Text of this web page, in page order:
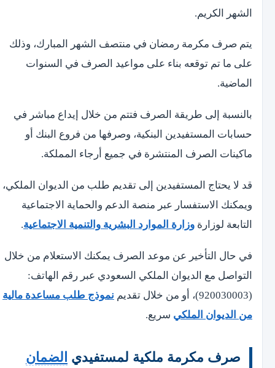
الشهر الكريم.
يتم صرف مكرمة رمضان في منتصف الشهر المبارك، وذلك
على ما تم توقعه بناء على مواعيد الصرف في السنوات
الماضية.
بالنسبة إلى طريقة الصرف فتتم من خلال إيداع مباشر في
حسابات المستفيدين البنكية، وصرفها من فروع البنك أو
ماكينات الصرف المنتشرة في جميع أرجاء المملكة.
قد لا يحتاج المستفيدين إلى تقديم طلب من الديوان الملكي،
ويمكنك الاستفسار عبر منصة الدعم والحماية الاجتماعية
التابعة لوزارة وزارة الموارد البشرية والتنمية الاجتماعية.
في حال التأخير عن موعد الصرف يمكنك الاستعلام من خلال
التواصل مع الديوان الملكي السعودي عبر رقم الهاتف:
(920030003)، أو من خلال تقديم
نموذج طلب مساعدة مالية
من الديوان الملكي سريع.
صرف مكرمة ملكية لمستفيدي الضمان